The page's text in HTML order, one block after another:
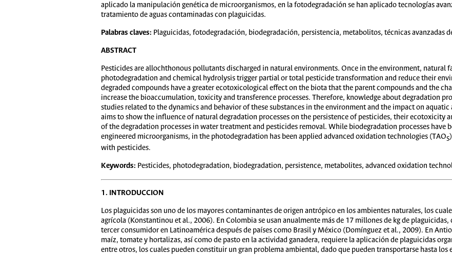
aplicado la manipulación genética de microorganismos, en la fotodegradación se han aplicado tecnologías
tratamiento de aguas contaminadas con plaguicidas.
Palabras claves: Plaguicidas, fotodegradación, biodegradación, persistencia, metabolitos, técnicas avanzadas
ABSTRACT
Pesticides are allochthonous pollutants discharged in natural environments. Once in the environment, natural
photodegradation and chemical hydrolysis trigger partial or total pesticide transformation and reduce their
degraded compounds have a greater ecotoxicological effect on the biota that the parent compounds and the
increase the bioaccumulation, toxicity and transference processes. Therefore, knowledge about degradation
studies related to the dynamics and behavior of these substances in the environment and the impact on
aims to show the influence of natural degradation processes on the persistence of pesticides, their ecotoxicity
of the degradation processes in water treatment and pesticides removal. While biodegradation processes have
engineered microorganisms, in the photodegradation has been applied advanced oxidation technologies (TAOS
with pesticides.
Keywords: Pesticides, photodegradation, biodegradation, persistence, metabolites, advanced oxidation
1. INTRODUCCION
Los plaguicidas son uno de los mayores contaminantes de origen antrópico en los ambientes naturales, los
agrícola (Konstantinou et al., 2006). En Colombia se usan anualmente más de 17 millones de kg de
tercer consumidor en Latinoamérica después de países como Brasil y México (Domínguez et al., 2009). En
maíz, tomate y hortalizas, así como de pasto en la actividad ganadera, requiere la aplicación de plaguicidas
entre otros, los cuales pueden constituir un gran problema ambiental, dado que pueden transportarse hasta